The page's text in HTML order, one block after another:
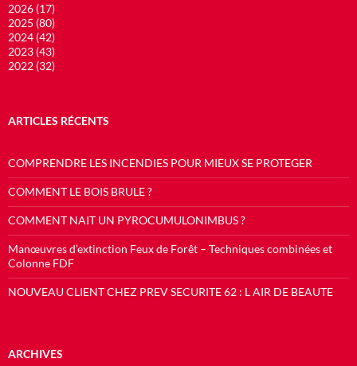
2026 (17)
2025 (80)
2024 (42)
2023 (43)
2022 (32)
ARTICLES RÉCENTS
COMPRENDRE LES INCENDIES POUR MIEUX SE PROTEGER
COMMENT LE BOIS BRULE ?
COMMENT NAIT UN PYROCUMULONIMBUS ?
Manœuvres d’extinction Feux de Forêt – Techniques combinées et
Colonne FDF
NOUVEAU CLIENT CHEZ PREV SECURITE 62 : L AIR DE BEAUTE
ARCHIVES